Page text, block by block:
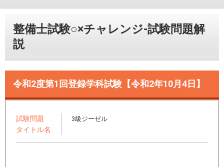
整備士試験○×チャレンジ-試験問題解
説
令和2度第1回登録学科試験【令和2年10月4日】
試験問題
タイトル名
3級ジーゼル